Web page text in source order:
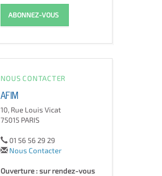
ABONNEZ-VOUS
NOUS CONTACTER
AFIM
10, Rue Louis Vicat
75015 PARIS
01 56 56 29 29
Nous Contacter
Ouverture : sur rendez-vous